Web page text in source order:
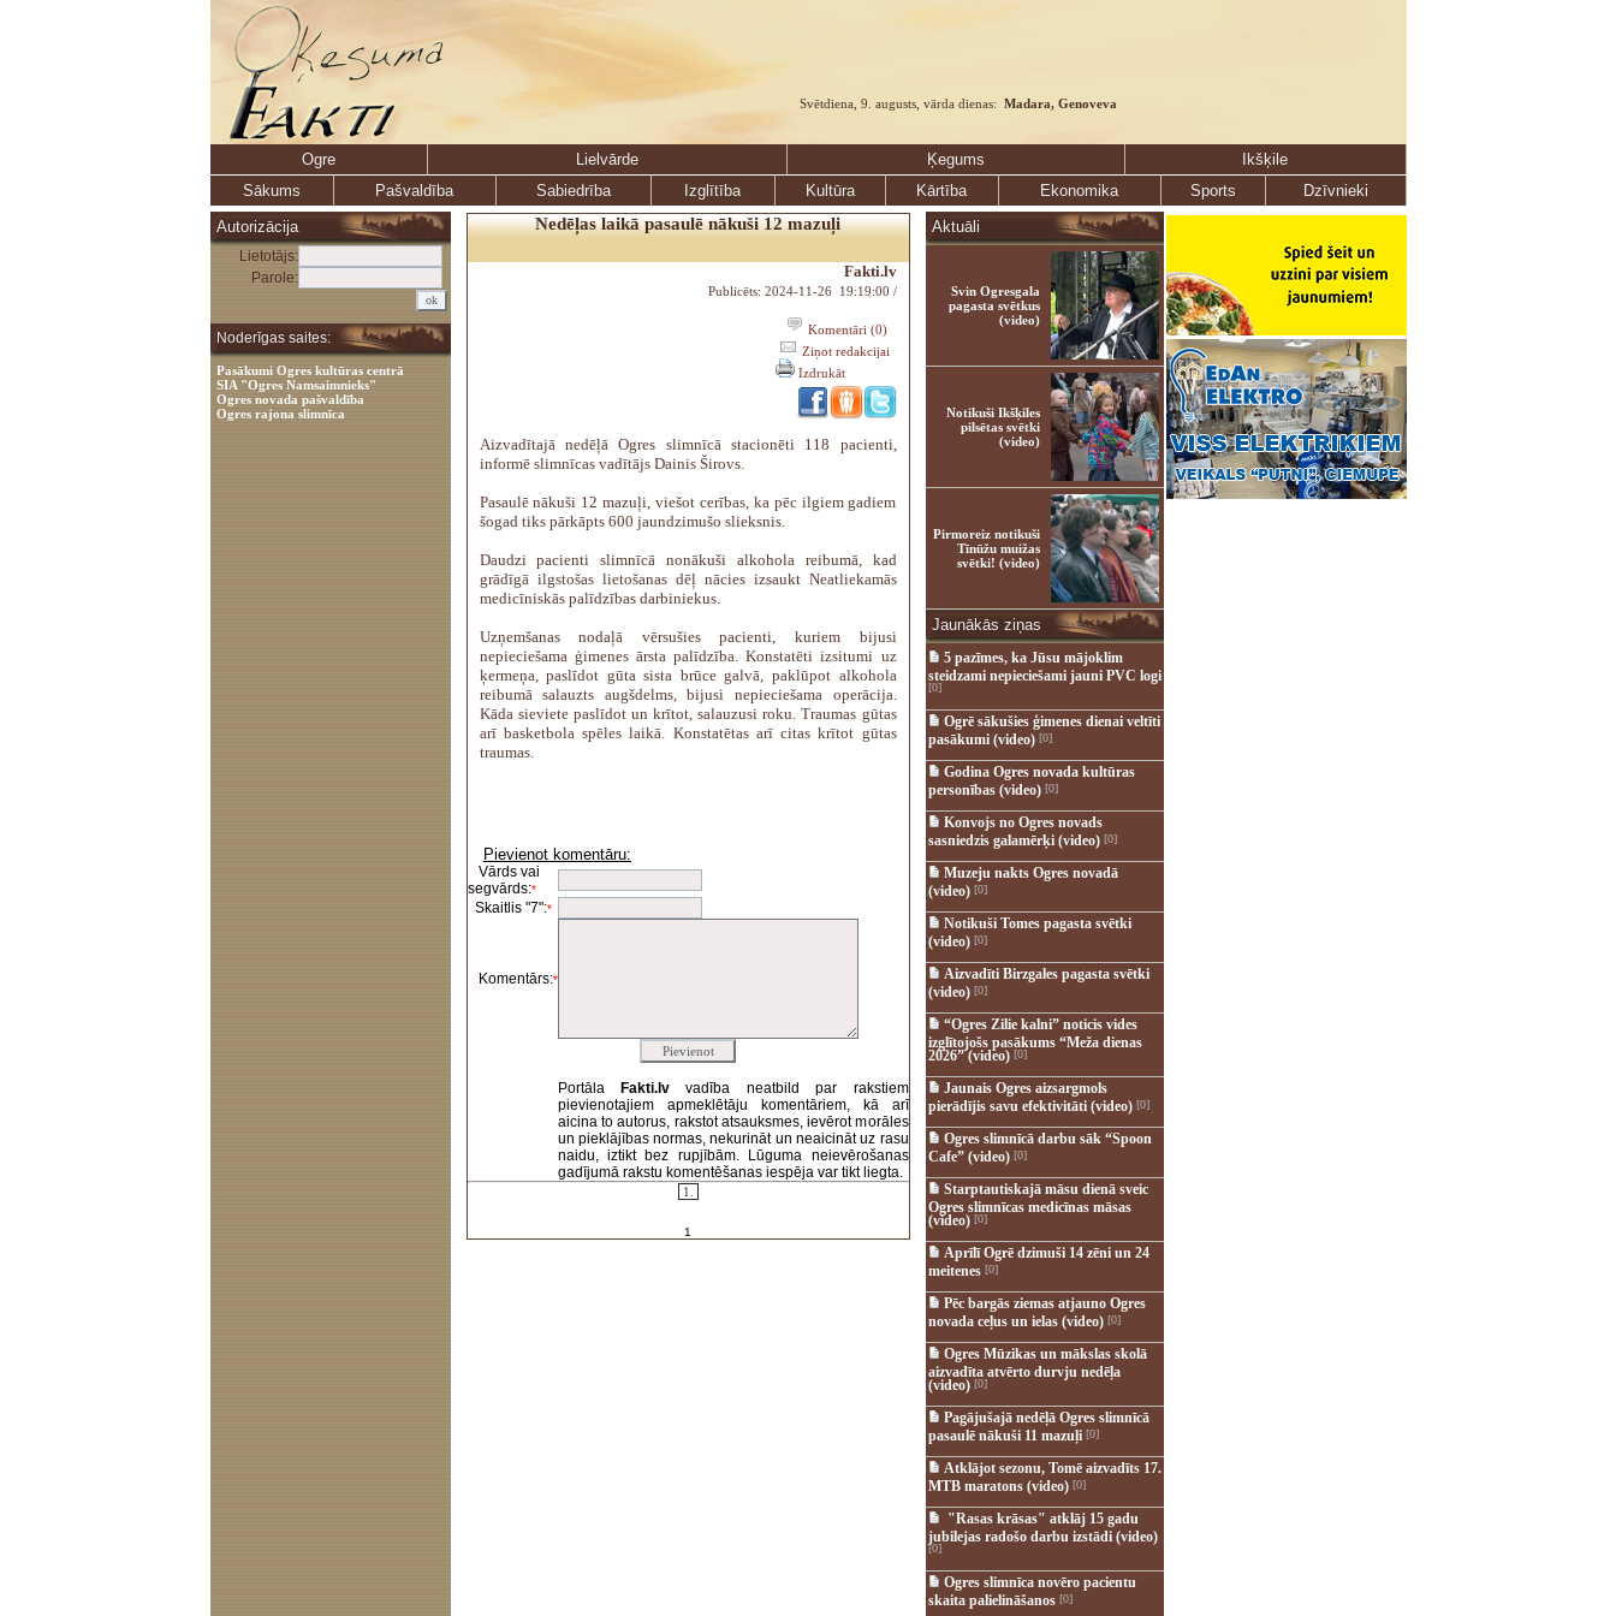
Svētdiena, 9. augusts, vārda dienas: Madara, Genoveva
Ogre Lielvārde Ķegums
Ikšķile
Sākums
Pašvaldība Sabiedrība Izglītība Kultūra Kārtība Ekonomika Sports
Dzīvnieki
Autorizācija
Lietotājs:
Parole:
Noderīgas saites:
Pasākumi Ogres kultūras centrā
SIA "Ogres Namsaimnieks"
Ogres novada pašvaldība
Ogres rajona slimnīca
Nedēļas laikā pasaulē nākuši 12 mazuļi
Fakti.lv
Publicēts: 2024-11-26 19:19:00 /
Komentāri (0)
Ziņot redakcijai
Izdrukāt
Aizvadītajā nedēļā Ogres slimnīcā stacionēti 118 pacienti,
informē slimnīcas vadītājs Dainis Širovs.
Pasaulē nākuši 12 mazuļi, viešot cerības, ka pēc ilgiem gadiem
šogad tiks pārkāpts 600 jaundzimušo slieksnis.
Daudzi pacienti slimnīcā nonākuši alkohola reibumā, kad
grādīgā ilgstošas lietošanas dēļ nācies izsaukt Neatliekamās
medicīniskās palīdzības darbiniekus.
Uzņemšanas nodaļā vērsušies pacienti, kuriem bijusi
nepieciešama ģimenes ārsta palīdzība. Konstatēti izsitumi uz
ķermeņa, paslīdot gūta sista brūce galvā, paklūpot alkohola
reibumā salauzts augšdelms, bijusi nepieciešama operācija.
Kāda sieviete paslīdot un krītot, salauzusi roku. Traumas gūtas
arī basketbola spēles laikā. Konstatētas arī citas krītot gūtas
traumas.
Pievienot komentāru:
Vārds vai
segvārds:*
Skaitlis "7":*
Komentārs:*
Portāla Fakti.lvvadība neatbild par rakstiem
pievienotajiem apmeklētāju komentāriem, kā arī
aicina to autorus, rakstot atsauksmes, ievērot morāles
un pieklājības normas, nekurināt un neaicināt uz rasu
naidu, iztikt bez rupjībām. Lūguma neievērošanas
gadījumā rakstu komentēšanas iespēja var tikt liegta.
1.
1
Aktuāli
Svin Ogresgala
pagasta svētkus
(video)
Notikuši Ikšķiles
pilsētas svētki
(video)
Pirmoreiz notikuši
Tīnūžu muižas
svētki! (video)
Jaunākās ziņas
5 pazīmes, ka Jūsu mājoklim
steidzami nepieciešami jauni PVC logi
[0]
Ogrē sākušies ģimenes dienai veltīti
pasākumi (video)[0]
Godina Ogres novada kultūras
personības (video)[0]
Konvojs no Ogres novads
sasniedzis galamērķi (video)[0]
Muzeju nakts Ogres novadā
(video)[0]
Notikuši Tomes pagasta svētki
(video)[0]
Aizvadīti Birzgales pagasta svētki
(video)[0]
“Ogres Zilie kalni” noticis vides
izglītojošs pasākums “Meža dienas
2026” (video)[0]
Jaunais Ogres aizsargmols
pierādījis savu efektivitāti (video)[0]
Ogres slimnīcā darbu sāk “Spoon
Cafe” (video)[0]
Starptautiskajā māsu dienā sveic
Ogres slimnīcas medicīnas māsas
(video)[0]
Aprīlī Ogrē dzimuši 14 zēni un 24
meitenes [0]
Pēc bargās ziemas atjauno Ogres
novada ceļus un ielas (video)[0]
Ogres Mūzikas un mākslas skolā
aizvadīta atvērto durvju nedēļa
(video)[0]
Pagājušajā nedēļā Ogres slimnīcā
pasaulē nākuši 11 mazuļi[0]
Atklājot sezonu, Tomē aizvadīts 17.
MTB maratons (video)[0]
"Rasas krāsas" atklāj 15 gadu
jubilejas radošo darbu izstādi (video)
[0]
Ogres slimnīca novēro pacientu
skaita palielināšanos [0]